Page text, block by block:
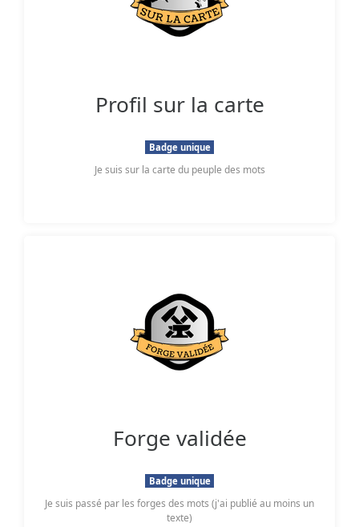
Profil sur la carte
Badge unique
Je suis sur la carte du peuple des mots
Forge validée
Badge unique
Je suis passé par les forges des mots (j'ai publié au moins un
texte)